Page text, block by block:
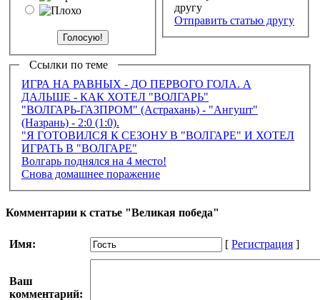
Отправить статью другу
Ссылки по теме
ИГРА НА РАВНЫХ - ДО ПЕРВОГО ГОЛА. А
ДАЛЬШЕ - КАК ХОТЕЛ "ВОЛГАРЬ"
"ВОЛГАРЬ-ГАЗПРОМ" (Астрахань) - "Ангушт"
(Назрань) - 2:0 (1:0).
"Я ГОТОВИЛСЯ К СЕЗОНУ В "ВОЛГАРЕ" И ХОТЕЛ
ИГРАТЬ В "ВОЛГАРЕ"
Волгарь поднялся на 4 место!
Снова домашнее поражение
Комментарии к статье "Великая победа"
Имя: [ Регистрация ]
Ваш
комментарий: